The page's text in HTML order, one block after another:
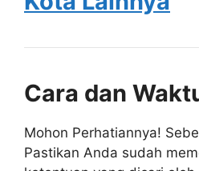
Cara dan
Mohon Perhatiannya!
Pastikan Anda sudah